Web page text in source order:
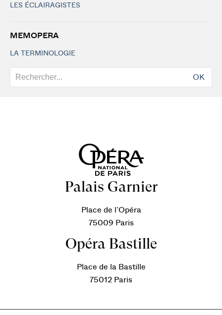
LES ÉCLAIRAGISTES
MEMOPERA
LA TERMINOLOGIE
OK
Palais Garnier
Place de l’Opéra
75009 Paris
Opéra Bastille
Place de la Bastille
75012 Paris